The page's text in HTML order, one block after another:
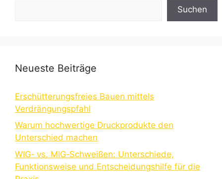
Suchen
Neueste Beiträge
Erschütterungsfreies Bauen mittels
Verdrängungspfahl
Warum hochwertige Druckprodukte den
Unterschied machen
WIG‑ vs. MIG‑Schweißen: Unterschiede,
Funktionsweise und Entscheidungshilfe für die